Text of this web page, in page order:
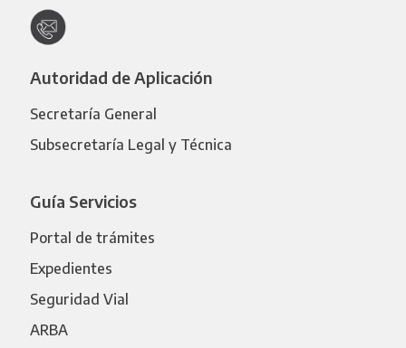
Autoridad de Aplicación
Secretaría General
Subsecretaría Legal y Técnica
Guía Servicios
Portal de trámites
Expedientes
Seguridad Vial
ARBA